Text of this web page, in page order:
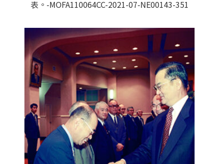
表。-MOFA110064CC-2021-07-NE00143-351